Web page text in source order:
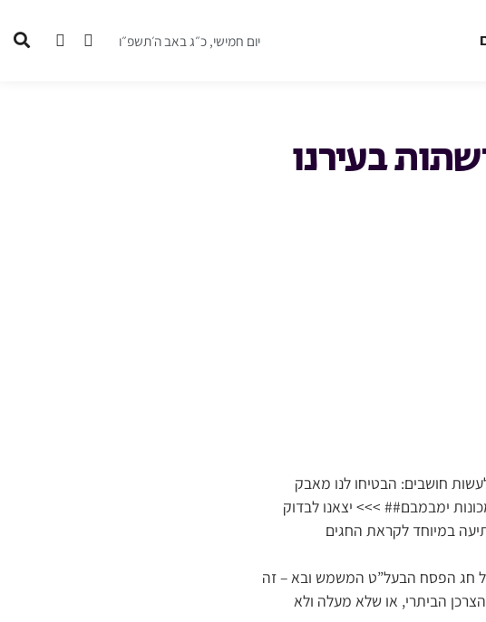
יום חמישי, כ״ג באב ה׳תשפ״ו
בעירנו
חושבים: הבטיחו לנו מאבק
ימבמבם## >>> יצאנו לבדוק
במיוחד לקראת החגים
חג הפסח הבעל”ט המשמש ובא – זה
הביתרי, או שלא מעלה ולא